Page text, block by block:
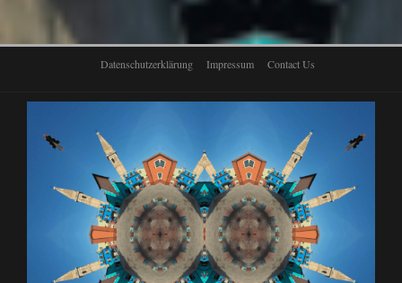
Datenschutzerklärung Impressum Contact Us